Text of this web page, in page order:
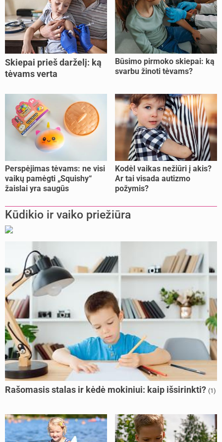
Skiepai prieš darželį: ką
tėvams verta
Būsimo pirmoko skiepai: ką
svarbu žinoti tėvams?
Perspėjimas tėvams: ne visi
vaikų pamėgti „Squishy“
žaislai yra saugūs
Kodėl vaikas nežiūri į akis?
Ar tai visada autizmo
požymis?
Kūdikio ir vaiko priežiūra
Rašomasis stalas ir kėdė mokiniui: kaip išsirinkti? (1)